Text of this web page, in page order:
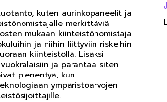
kuten aurinkopaneelit ja
merkittäviä
mukaan kiinteistönomistaja
ja niihin liittyviin riskeihin
kiinteistöllä. Lisäksi
ja parantaa siten
pienentyä, kun
ympäristöarvojen